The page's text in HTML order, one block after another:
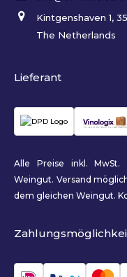
Kintgenshaven 1,
The Netherlands
Lieferant
Alle Preise inkl. MwSt.
Weingut. Versand
dem gleichen Weingut.